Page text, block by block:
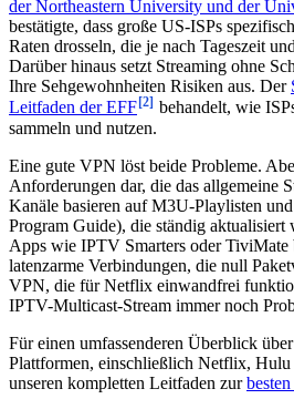
der Northeastern University und der
bestätigte, dass große US-ISPs
Raten drosseln, die je nach Tageszeit
Darüber hinaus setzt Streaming ohne
Ihre Sehgewohnheiten Risiken aus. Der
Leitfaden der EFF [2]
behandelt, wie
sammeln und nutzen.
Eine gute VPN löst beide Probleme.
Anforderungen dar, die das allgemeine
Kanäle basieren auf M3U-Playlisten
Program Guide), die ständig
Apps wie IPTV Smarters oder TiviMate
latenzarme Verbindungen, die null
VPN, die für Netflix einwandfrei
IPTV-Multicast-Stream immer noch
Für einen umfassenderen Überblick
Plattformen, einschließlich Netflix,
unseren kompletten Leitfaden zur